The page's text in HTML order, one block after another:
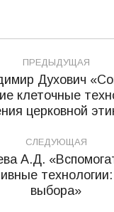
ПРЕДЫДУЩАЯ
запись:
Духович
клеточные
церковной
СЛЕДУЮЩАЯ
запись:
А.Д.
выбора»